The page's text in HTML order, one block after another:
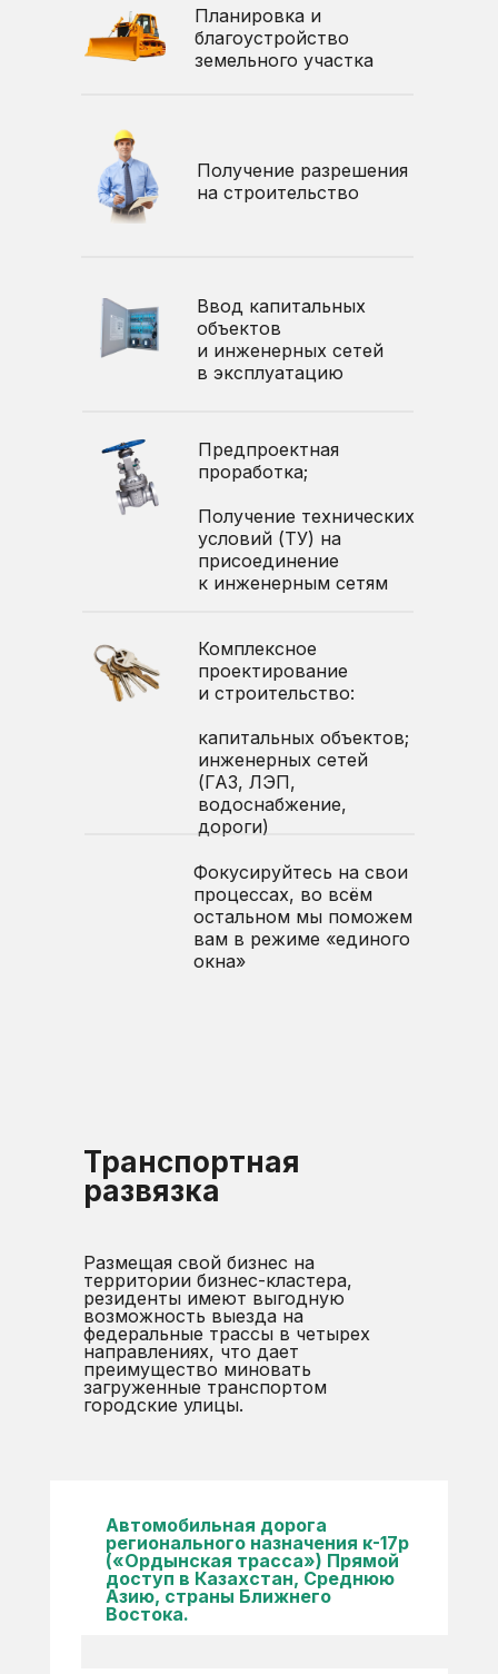
Планировка и
благоустройство
земельного участка
Предпроектная
проработка;
Получение технических
условий (ТУ) на
присоединение
к инженерным сетям
Получение разрешения
на строительство
Комплексное
проектирование
и строительство:
капитальных объектов;
инженерных сетей
(ГАЗ, ЛЭП,
водоснабжение,
дороги)
Ввод капитальных
объектов
и инженерных сетей
в эксплуатацию
Фокусируйтесь на свои
процессах, во всём
остальном мы поможем
вам в режиме «единого
окна»
Транспортная
развязка
Размещая свой бизнес на
территории бизнес-кластера,
резиденты имеют выгодную
возможность выезда на
федеральные трассы в четырех
направлениях, что дает
преимущество миновать
загруженные транспортом
городские улицы.
Автомобильная дорога
регионального назначения к-17р
(«Ордынская трасса») Прямой
доступ в Казахстан, Среднюю
Азию, страны Ближнего
Востока.